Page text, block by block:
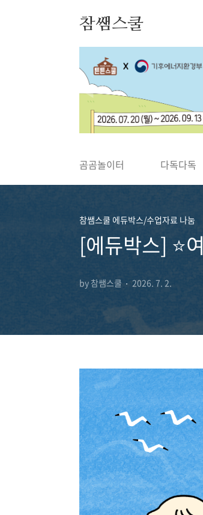
참쌤스쿨
◀
곰곰놀이터 다독다독
참쌤스쿨 에듀박스/수업자료 나눔
[에듀박스] ⭐
by 참쌤스쿨 2026. 7. 2.